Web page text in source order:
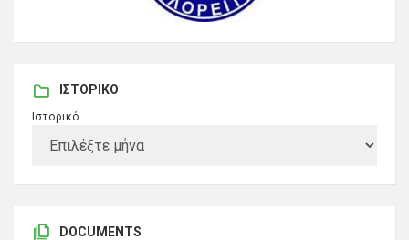
ΙΣΤΟΡΙΚΌ
Ιστορικό
DOCUMENTS